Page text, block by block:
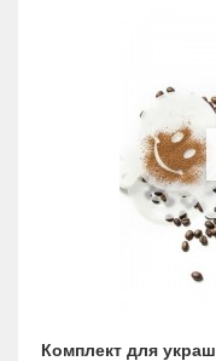
Комплект для